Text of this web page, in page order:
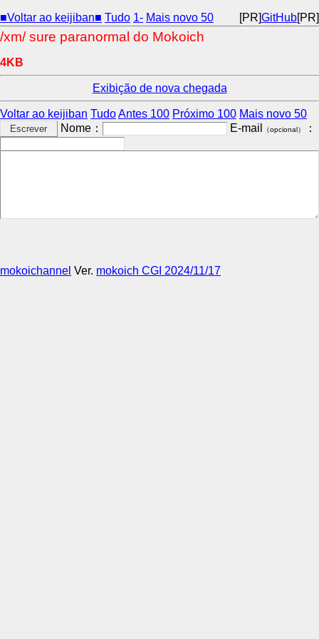
■Voltar ao keijiban■ Tudo 1- Mais novo 50 [PR]GitHub[PR]
/xm/ sure paranormal do Mokoich
4KB
Exibição de nova chegada
Voltar ao keijiban TudoAntes 100 Próximo 100 Mais novo 50
Nome：
E-mail （opcional） ：
mokoichannel Ver. mokoich CGI 2024/11/17